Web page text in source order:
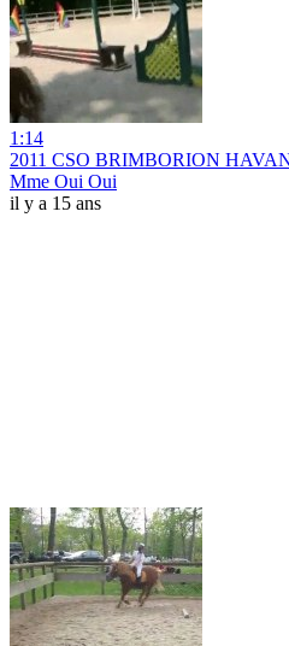
1:14
2011 CSO BRIMBORION
Mme Oui Oui
il y a 15 ans